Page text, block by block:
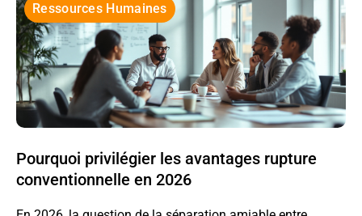
Ressources Humaines
Pourquoi privilégier les avantages rupture
conventionnelle en 2026